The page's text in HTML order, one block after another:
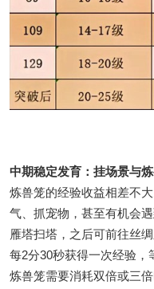
中期稳定发育：挂场景与
炼兽笼的经验收益相差不
气、抓宠物，甚至有机会
雁塔扫塔，之后可前往丝
每2分30秒获得一次经验，
炼兽笼需要消耗双倍或三